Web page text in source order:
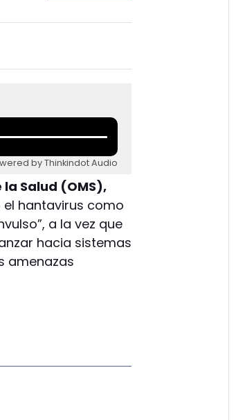
by Thinkindot Audio
Salud (OMS),
hantavirus como
a la vez que
hacia sistemas
amenazas